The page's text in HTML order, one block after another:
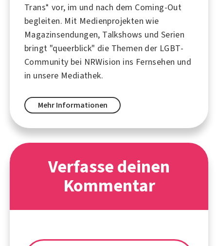
Trans* vor, im und nach dem Coming-Out
begleiten. Mit Medienprojekten wie
Magazinsendungen, Talkshows und Serien
bringt "queerblick" die Themen der LGBT-
Community bei NRWision ins Fernsehen und
in unsere Mediathek.
Mehr Informationen
Verfasse deinen
Kommentar